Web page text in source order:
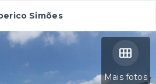
Simões
Mais fotos